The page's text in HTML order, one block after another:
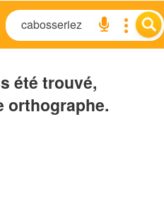
été trouvé,
orthographe.